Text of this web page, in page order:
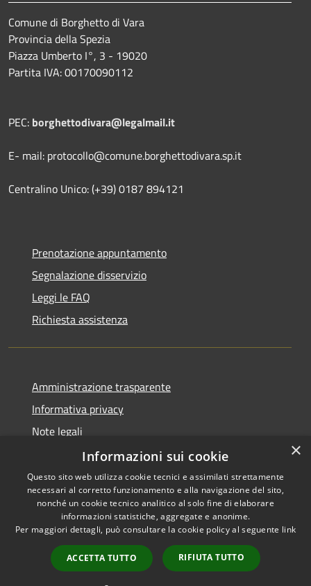
Comune di Borghetto di Vara
Provincia della Spezia
Piazza Umberto I°, 3 - 19020
Partita IVA: 00170090112
PEC: borghettodivara@legalmail.it
E- mail: protocollo@comune.borghettodivara.sp.it
Centralino Unico: (+39) 0187 894121
Prenotazione appuntamento
Segnalazione disservizio
Leggi le FAQ
Richiesta assistenza
Amministrazione trasparente
Informativa privacy
Note legali
Dichiarazione di accessibilità
RSS
Accessibilità
Copyright © 2026 • Comune di
byMunicipium
Accesso
redazione
×
Informazioni sui cookie
Questo sito web utilizza cookie tecnici e assimilati strettamente
necessari al corretto funzionamento e alla navigazione del sito,
nonché un cookie tecnico analitico al solo fine di elaborare
informazioni statistiche, aggregate e anonime.
Per maggiori dettagli, può consultare la cookie policy al seguente link
ACCETTA TUTTO RIFIUTA TUTTO